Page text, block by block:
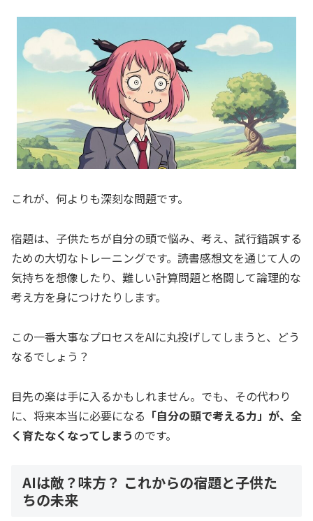
これが、何よりも深刻な問題です。
宿題は、子供たちが自分の頭で悩み、考え、試行錯誤する
ための大切なトレーニングです。読書感想文を通じて人の
気持ちを想像したり、難しい計算問題と格闘して論理的な
考え方を身につけたりします。
この一番大事なプロセスをAIに丸投げしてしまうと、どう
なるでしょう？
目先の楽は手に入るかもしれません。でも、その代わり
に、将来本当に必要になる 「自分の頭で考える力」が、全
く育たなくなってしまうのです。
AIは敵？味方？ これからの宿題と子供た
ちの未来